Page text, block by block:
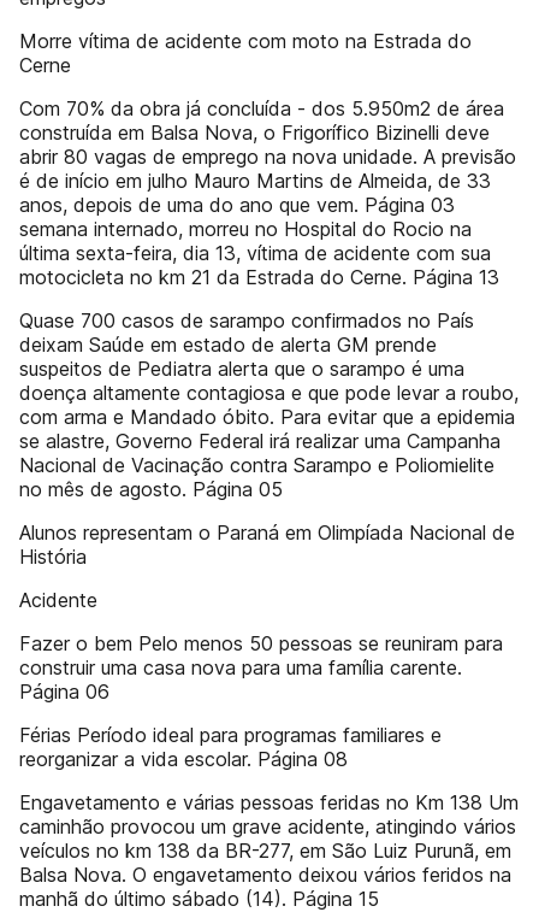
Morre vítima de acidente com moto na Estrada do
Cerne
Com 70% da obra já concluída - dos 5.950m2 de área
construída em Balsa Nova, o Frigorífico Bizinelli deve
abrir 80 vagas de emprego na nova unidade. A previsão
é de início em julho Mauro Martins de Almeida, de 33
anos, depois de uma do ano que vem. Página 03
semana internado, morreu no Hospital do Rocio na
última sexta-feira, dia 13, vítima de acidente com sua
motocicleta no km 21 da Estrada do Cerne. Página 13
Quase 700 casos de sarampo confirmados no País
deixam Saúde em estado de alerta GM prende
suspeitos de Pediatra alerta que o sarampo é uma
doença altamente contagiosa e que pode levar a roubo,
com arma e Mandado óbito. Para evitar que a epidemia
se alastre, Governo Federal irá realizar uma Campanha
Nacional de Vacinação contra Sarampo e Poliomielite
no mês de agosto. Página 05
Alunos representam o Paraná em Olimpíada Nacional de
História
Acidente
Fazer o bem Pelo menos 50 pessoas se reuniram para
construir uma casa nova para uma família carente.
Página 06
Férias Período ideal para programas familiares e
reorganizar a vida escolar. Página 08
Engavetamento e várias pessoas feridas no Km 138 Um
caminhão provocou um grave acidente, atingindo vários
veículos no km 138 da BR-277, em São Luiz Purunã, em
Balsa Nova. O engavetamento deixou vários feridos na
manhã do último sábado (14). Página 15